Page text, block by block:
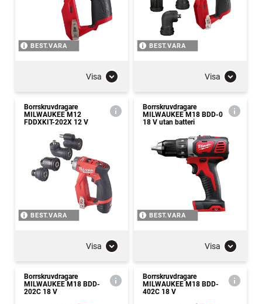
BEST.VARA
Visa
BEST.VARA
Visa
Borrskruvdragare
MILWAUKEE M12
FDDXKIT-202X 12 V
BEST.VARA
Visa
Borrskruvdragare
MILWAUKEE M18 BDD-0
18 V utan batteri
BEST.VARA
Visa
Borrskruvdragare
MILWAUKEE M18 BDD-
202C 18 V
Borrskruvdragare
MILWAUKEE M18 BDD-
402C 18 V